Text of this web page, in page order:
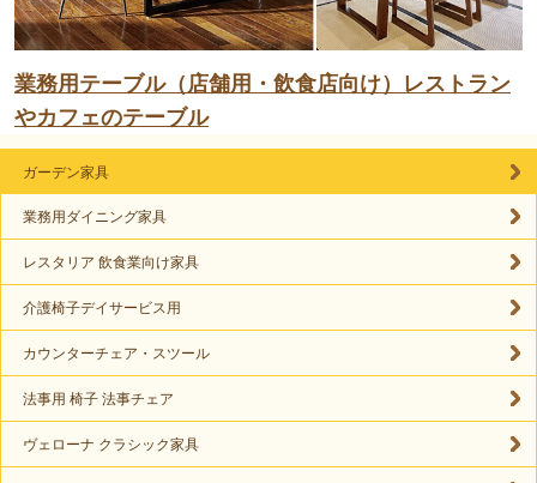
業務用テーブル（店舗用・飲食店向け）レストラン
やカフェのテーブル
ガーデン家具
業務用ダイニング家具
レスタリア 飲食業向け家具
介護椅子デイサービス用
カウンターチェア・スツール
法事用 椅子 法事チェア
ヴェローナ クラシック家具